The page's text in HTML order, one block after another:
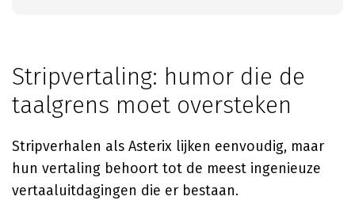
Stripvertaling: humor die de
taalgrens moet oversteken
Stripverhalen als Asterix lijken eenvoudig, maar
hun vertaling behoort tot de meest ingenieuze
vertaaluitdagingen die er bestaan.